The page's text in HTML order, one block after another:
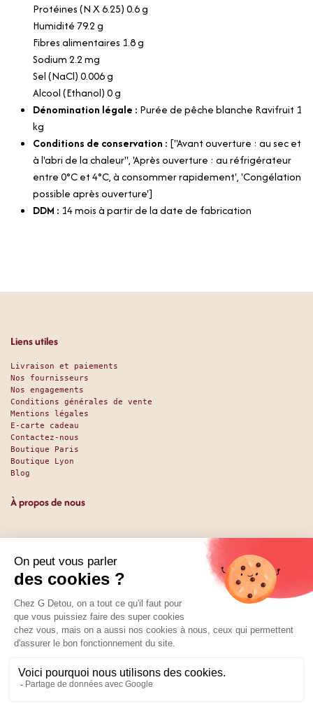
Prix :
Protéines (N X 6.25) 0.6 g
Humidité 79.2 g
Fibres alimentaires 1.8 g
Sodium 2.2 mg
Sel (NaCl) 0.006 g
Alcool (Ethanol) 0 g
Dénomination légale : Purée de pêche blanche Ravifruit 1
kg
Conditions de conservation : ["Avant ouverture : au sec et
à l'abri de la chaleur", 'Après ouverture : au réfrigérateur
entre 0°C et 4°C, à consommer rapidement', 'Congélation
possible après ouverture']
DDM : 14 mois à partir de la date de fabrication
Liens utiles
Livraison et paiements
Nos fournisseurs
Nos engagements
Conditions générales de vente
Mentions légales
E-carte cadeau
Contactez-nous
Boutique Paris
Boutique Lyon
Blog
À propos de nous
Depuis 1951, nous accueillons les gourmands et les gourmets
en leur promettant des produits de qualité au meilleur
prix. Que vous soyez des pros ou des particuliers, que vous
cherchiez du sucré ou du salé, nous avons sans doute ce
qu’il vous faut. Et même des choses que vous ne soupçonniez
pas. La boutique existe depuis 1951, la vente en ligne
depuis 2025.
01 89 70 34 50